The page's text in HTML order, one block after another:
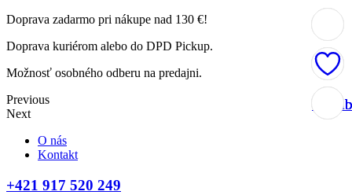
Doprava zadarmo pri nákupe nad 130 €!
Doprava kuriérom alebo do DPD Pickup.
Možnosť osobného odberu na predajni.
Previous
Next
O nás
Kontakt
+421 917 520 249